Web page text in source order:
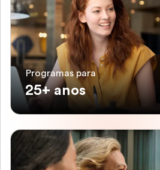
Programas para
25+ anos